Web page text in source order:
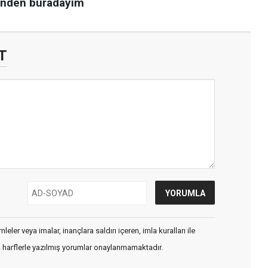
veya imalar, inançlara saldırı içeren, imla kuralları ile
yazılmış yorumlar onaylanmamaktadır.